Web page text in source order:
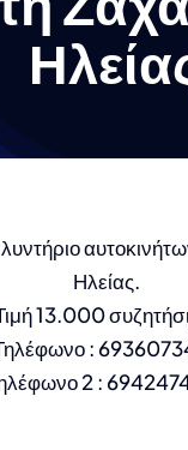
Ηλείας.
13.000
:
2 :